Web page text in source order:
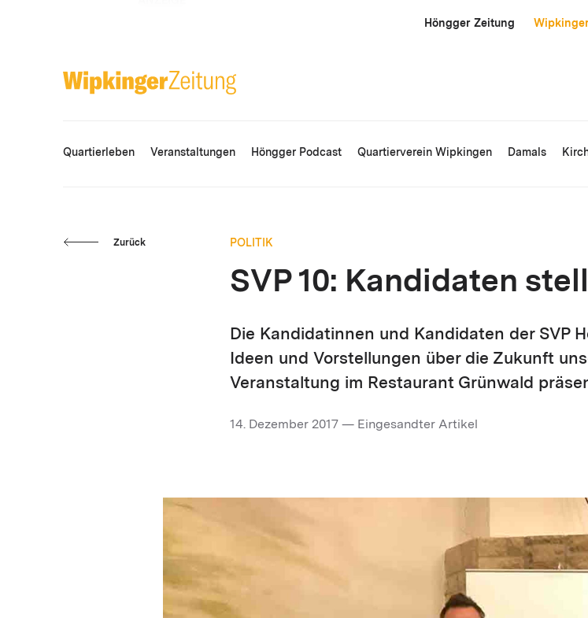
Höngger Zeitung
Quartierleben Veranstaltungen Höngger Podcast Quartierverein Wipkingen Damals
Zurück POLITIK
SVP 10: Kandidaten
Die Kandidatinnen und Kandidaten der SVP
Ideen und Vorstellungen über die Zukunft
Veranstaltung im Restaurant Grünwald
14. Dezember 2017 — Eingesandter Artikel